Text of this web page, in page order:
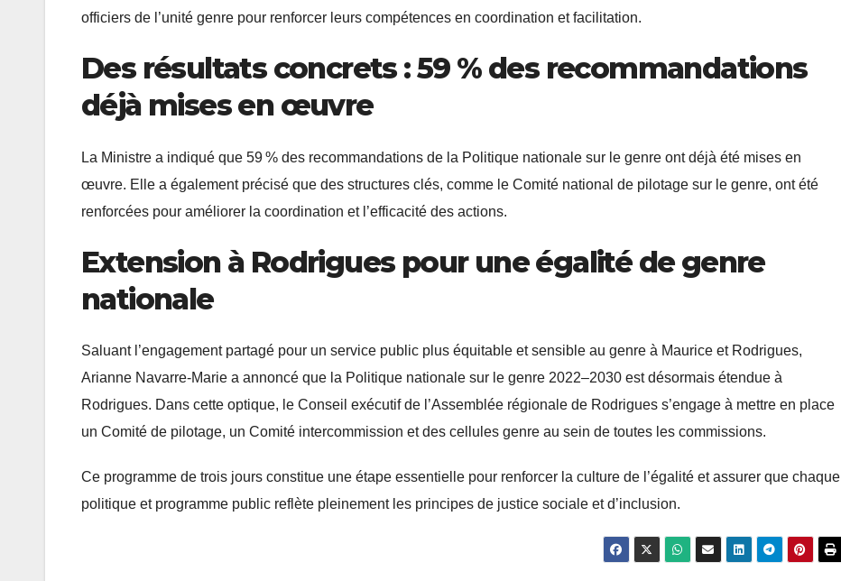
officiers de l’unité genre pour renforcer leurs compétences en coordination et facilitation.
Des résultats concrets : 59 % des recommandations
déjà mises en œuvre
La Ministre a indiqué que 59 % des recommandations de la Politique nationale sur le genre ont déjà été mises en
œuvre. Elle a également précisé que des structures clés, comme le Comité national de pilotage sur le genre, ont été
renforcées pour améliorer la coordination et l’efficacité des actions.
Extension à Rodrigues pour une égalité de genre
nationale
Saluant l’engagement partagé pour un service public plus équitable et sensible au genre à Maurice et Rodrigues,
Arianne Navarre-Marie a annoncé que la Politique nationale sur le genre 2022–2030 est désormais étendue à
Rodrigues. Dans cette optique, le Conseil exécutif de l’Assemblée régionale de Rodrigues s’engage à mettre en place
un Comité de pilotage, un Comité intercommission et des cellules genre au sein de toutes les commissions.
Ce programme de trois jours constitue une étape essentielle pour renforcer la culture de l’égalité et assurer que chaque
politique et programme public reflète pleinement les principes de justice sociale et d’inclusion.